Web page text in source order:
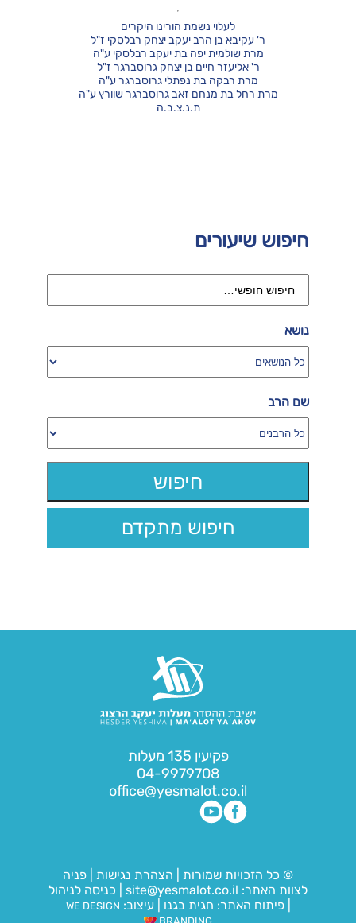
חיפוש שיעורים
נושא
שם הרב
חיפוש מתקדם
לעלוי נשמת הורינו היקרים
ר' עקיבא בן הרב יעקב יצחק רבלסקי ז"ל
מרת שולמית יפה בת יעקב רבלסקי ע"ה
ר' אליעזר חיים בן יצחק גרוסברגר ז"ל
מרת רבקה בת נפתלי גרוסברגר ע"ה
מרת רחל בת מנחם זאב גרוסברגר שוורץ ע"ה
ת.נ.צ.ב.ה
פקיעין 135 מעלות
04-9979708
office@yesmalot.co.il
© כל הזכויות שמורות הצהרת נגישות
פניה
לצוות האתר: site@yesmalot.co.il
כניסה לניהול
|פיתוח האתר: חגית בגנו עיצוב: WE DESIGN